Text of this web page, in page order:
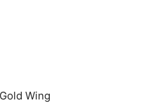
Wing